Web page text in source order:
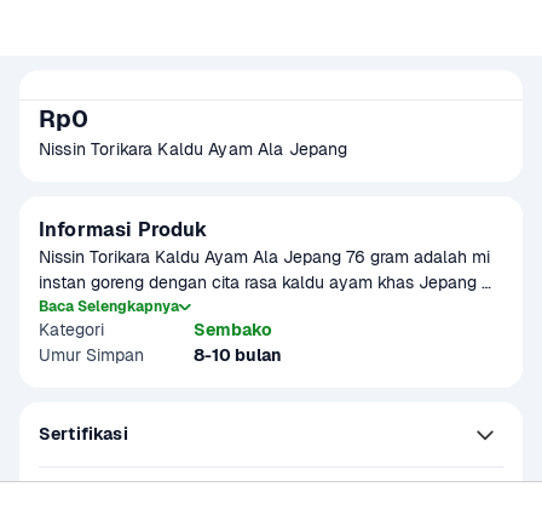
Rp0
Nissin Torikara Kaldu Ayam Ala Jepang
Informasi Produk
Nissin Torikara Kaldu Ayam Ala Jepang 76 gram adalah mi
instan goreng dengan cita rasa kaldu ayam khas Jepang
yang gurih dan lezat. Tekstur mi yang kenyal berpadu
dengan bumbu rich dan aroma menggugah selera. Cocok
dinikmati saat lapar menyerang atau sebagai camilan
Baca Selengkapnya
Kategori
Sembako
Umur Simpan
8-10 bulan
Sertifikasi